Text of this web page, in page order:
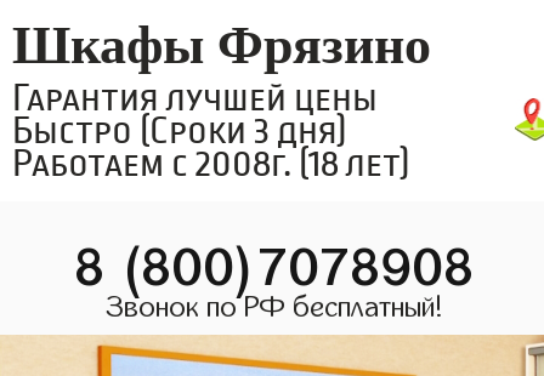
Шкафы Фрязино
Гарантия лучшей цены
Быстро (Сроки 3 дня)
Работаем с 2008г. (18 лет)
8 (800)7078908
Звонок по РФ бесплатный!